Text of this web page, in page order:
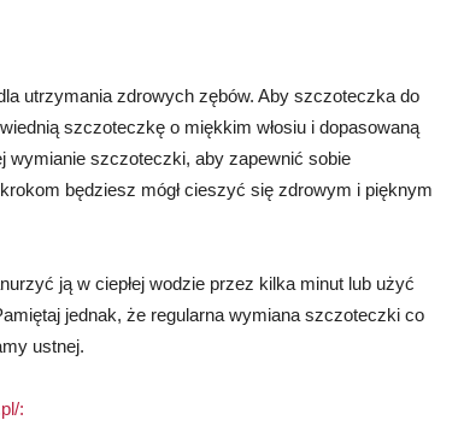
utrzymania zdrowych zębów. Aby szczoteczka do
szczoteczkę o miękkim włosiu i dopasowaną
wymianie szczoteczki, aby zapewnić sobie
będziesz mógł cieszyć się zdrowym i pięknym
ją w ciepłej wodzie przez kilka minut lub użyć
jednak, że regularna wymiana szczoteczki co
ustnej.
: